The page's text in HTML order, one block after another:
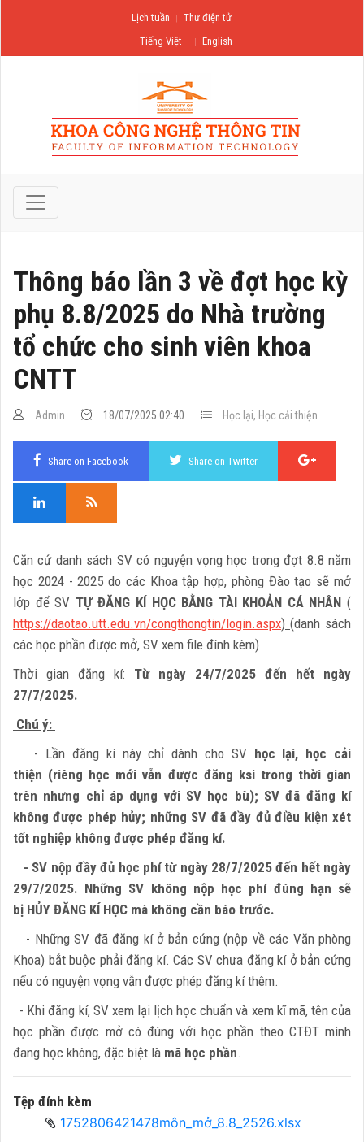
Lịch tuần
Thư điện tử
Tiếng Việt
English
Thông báo lần 3 về đợt học kỳ
phụ 8.8/2025 do Nhà trường
tổ chức cho sinh viên khoa
CNTT
Admin 18/07/2025 02:40 Học lại, Học cải thiện
Share on Facebook Share on Twitter
Căn cứ danh sách SV có nguyện vọng học trong đợt 8.8 năm
học 2024 - 2025 do các Khoa tập hợp, phòng Đào tạo sẽ mở
lớp để SV TỰ ĐĂNG KÍ HỌC BẰNG TÀI KHOẢN CÁ NHÂN (
https://daotao.utt.edu.vn/congthongtin/login.aspx) (danh sách
các học phần được mở, SV xem file đính kèm)
Thời gian đăng kí: Từ ngày 24/7/2025 đến hết ngày
27/7/2025.
Chú ý:
- Lần đăng kí này chỉ dành cho SV học lại, học cải
thiện (riêng học mới vẫn được đăng ksi trong thời gian
trên nhưng chỉ áp dụng với SV học bù); SV đã đăng kí
không được phép hủy; những SV đã đầy đủ điều kiện xét
tốt nghiệp không được phép đăng kí.
- SV nộp đầy đủ học phí từ ngày 28/7/2025 đến hết ngày
29/7/2025. Những SV không nộp học phí đúng hạn sẽ
bị HỦY ĐĂNG KÍ HỌC mà không cần báo trước.
- Những SV đã đăng kí ở bản cứng (nộp về các Văn phòng
Khoa) bắt buộc phải đăng kí. Các SV chưa đăng kí ở bản cứng
nếu có nguyện vọng vẫn được phép đăng kí thêm.
- Khi đăng kí, SV xem lại lịch học chuẩn và xem kĩ mã, tên của
học phần được mở có đúng với học phần theo CTĐT mình
đang học không, đặc biệt là mã học phần.
Tệp đính kèm
1752806421478môn_mở_8.8_2526.xlsx